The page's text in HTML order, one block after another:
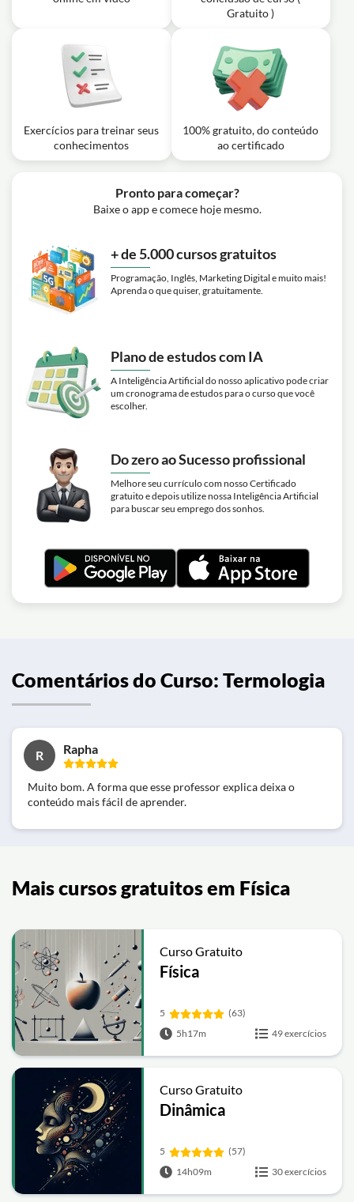
Gratuito )
Exercícios para treinar seus
conhecimentos
100% gratuito, do conteúdo
ao certificado
Pronto para começar?
Baixe o app e comece hoje mesmo.
+ de 5.000 cursos gratuitos
Programação, Inglês, Marketing Digital e muito mais!
Aprenda o que quiser, gratuitamente.
Plano de estudos com IA
A Inteligência Artificial do nosso aplicativo pode criar
um cronograma de estudos para o curso que você
escolher.
Do zero ao Sucesso profissional
Melhore seu currículo com nosso Certificado
gratuito e depois utilize nossa Inteligência Artificial
para buscar seu emprego dos sonhos.
Comentários do Curso: Termologia
R Rapha
Muito bom. A forma que esse professor explica deixa o
conteúdo mais fácil de aprender.
Mais cursos gratuitos em Física
Curso Gratuito
Física
5
(63)
5h17m
49 exercícios
Curso Gratuito
Dinâmica
5
(57)
14h09m
30 exercícios